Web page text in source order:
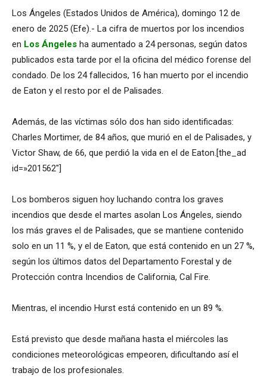
Los Ángeles (Estados Unidos de América), domingo 12 de
enero de 2025 (Efe).- La cifra de muertos por los incendios
en Los Ángeles ha aumentado a 24 personas, según datos
publicados esta tarde por el la oficina del médico forense del
condado. De los 24 fallecidos, 16 han muerto por el incendio
de Eaton y el resto por el de Palisades.
Además, de las víctimas sólo dos han sido identificadas:
Charles Mortimer, de 84 años, que murió en el de Palisades, y
Victor Shaw, de 66, que perdió la vida en el de Eaton.[the_ad
id=»201562″]
Los bomberos siguen hoy luchando contra los graves
incendios que desde el martes asolan Los Ángeles, siendo
los más graves el de Palisades, que se mantiene contenido
solo en un 11 %, y el de Eaton, que está contenido en un 27 %,
según los últimos datos del Departamento Forestal y de
Protección contra Incendios de California, Cal Fire.
Mientras, el incendio Hurst está contenido en un 89 %.
Está previsto que desde mañana hasta el miércoles las
condiciones meteorológicas empeoren, dificultando así el
trabajo de los profesionales.